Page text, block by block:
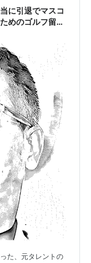
ん…に引退でマスコ
めのゴルフ留
た、元タレントの